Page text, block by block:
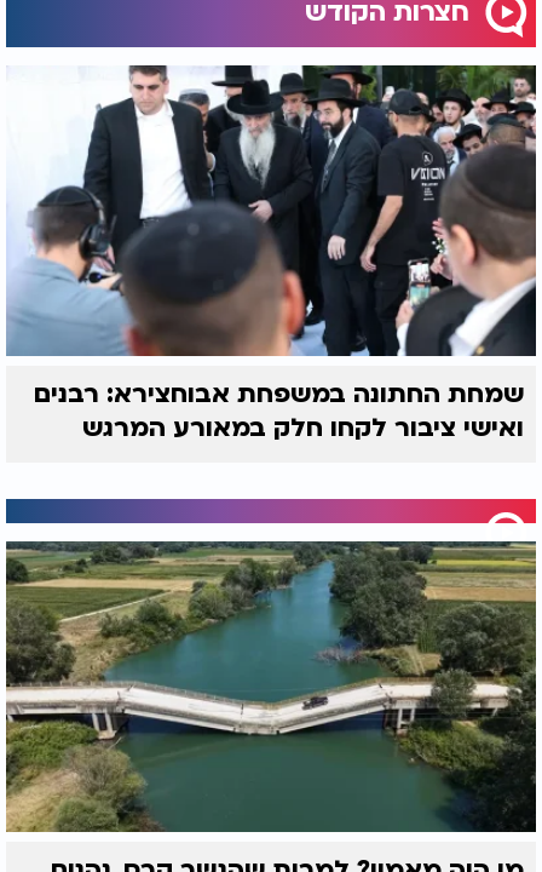
חצרות הקודש
שמחת החתונה במשפחת אבוחצירא: רבנים
ואישי ציבור לקחו חלק במאורע המרגש